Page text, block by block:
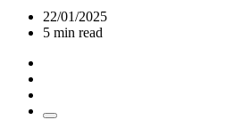
22/01/2025
5 min read